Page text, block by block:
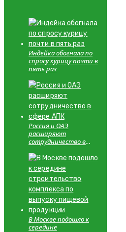
Индейка обогнала по
спросу курицу почти в
пять раз
Россия и ОАЭ
расширяют
сотрудничество в
В Москве подошло к
середине